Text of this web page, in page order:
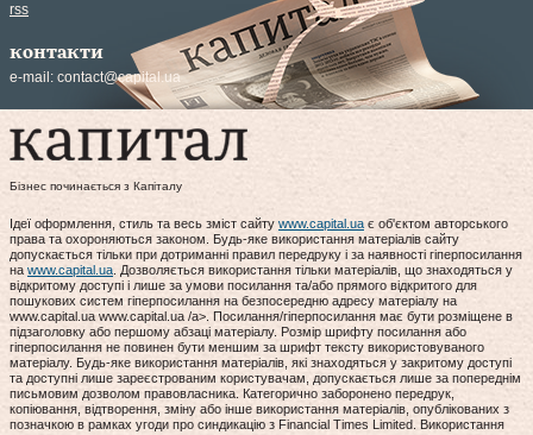
rss
контакти
e-mail: contact@capital.ua
Бізнес починається з Капіталу
Ідеї оформлення, стиль та весь зміст сайту www.capital.ua є об'єктом авторського
права та охороняються законом. Будь-яке використання матеріалів сайту
допускається тільки при дотриманні правил передруку і за наявності гіперпосилання
на www.capital.ua. Дозволяється використання тільки матеріалів, що знаходяться у
відкритому доступі і лише за умови посилання та/або прямого відкритого для
пошукових систем гіперпосилання на безпосередню адресу матеріалу на
www.capital.ua www.capital.ua /a>. Посилання/гіперпосилання має бути розміщене в
підзаголовку або першому абзаці матеріалу. Розмір шрифту посилання або
гіперпосилання не повинен бути меншим за шрифт тексту використовуваного
матеріалу. Будь-яке використання матеріалів, які знаходяться у закритому доступі
та доступні лише зареєстрованим користувачам, допускається лише за попереднім
письмовим дозволом правовласника. Категорично заборонено передрук,
копіювання, відтворення, зміну або інше використання матеріалів, опублікованих з
позначкою в рамках угоди про синдикацію з Financial Times Limited. Використання